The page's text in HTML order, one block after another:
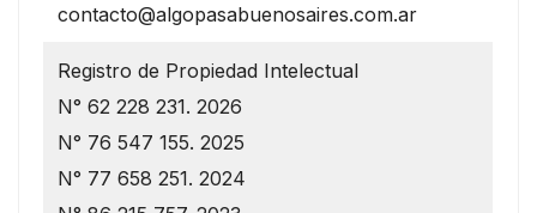
contacto@algopasabuenosaires.com.ar
Registro de Propiedad Intelectual
N° 62 228 231. 2026
N° 76 547 155. 2025
N° 77 658 251. 2024